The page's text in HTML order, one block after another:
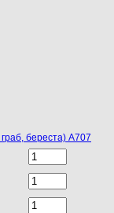
береста) A707